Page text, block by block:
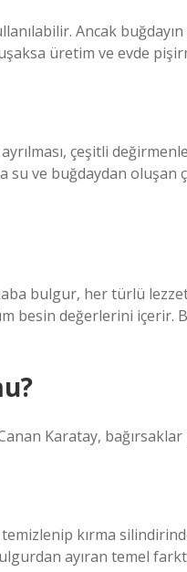
Ancak
üretim ve evde
çeşitli
su ve buğdaydan oluşan
bulgur, her türlü
besin değerlerini içerir.
Karatay,
kırma
ayıran temel